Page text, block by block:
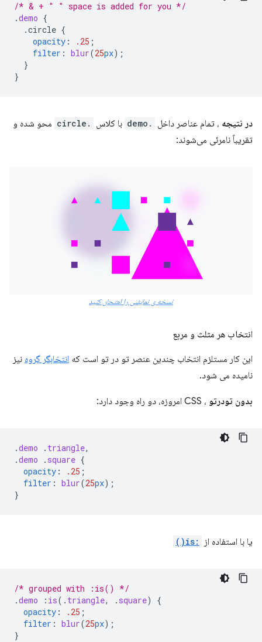
/* & + " " space is added for you */
.demo {
.circle {
opacity : .25 ;
filter : blur(25px);
}
}
در نتیجه ، تمام عناصر داخل .demo با کلاس .circle
محو شده و
تقریباً نامرئی می‌شوند:
نسخه ی نمایشی را امتحان کنید
انتخاب هر مثلث و مربع
این کار مستلزم انتخاب چندین عنصر تو در تو است که انتخابگر گروه نیز
نامیده می شود.
بدون تودرتو ، CSS امروزه، دو راه وجود دارد:
.demo . triangle,
.demo . square {
opacity : .25 ;
filter : blur(25px);
}
یا با استفاده از :is()
/* grouped with :is() */
.demo : is( . triangle, . square)
{
opacity : .25 ;
filter : blur(25px);
}